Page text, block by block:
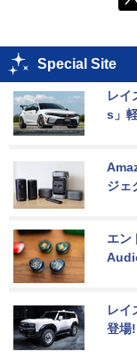
Special Site
レイ
s」
ジェ
エン
レイ
登場